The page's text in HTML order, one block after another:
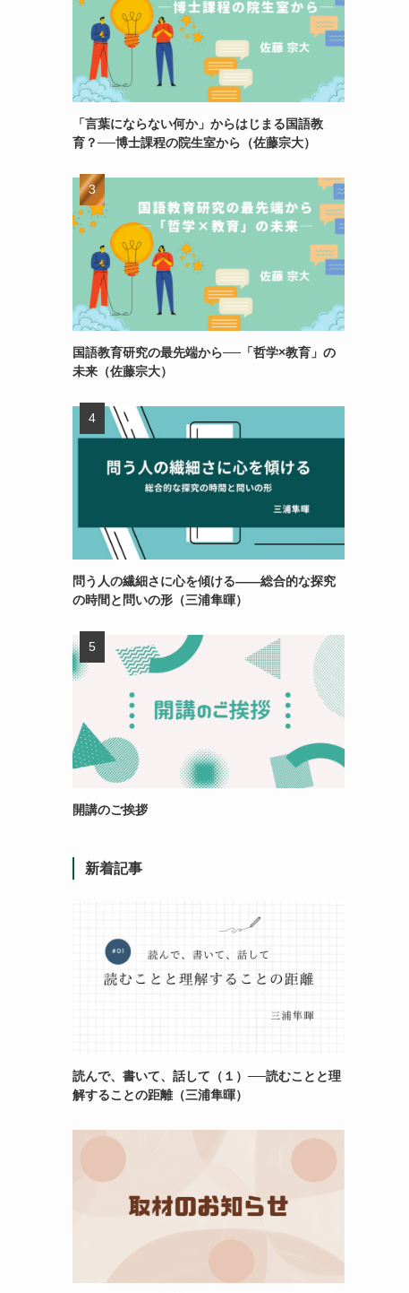
「言葉にならない何か」からはじまる国語教
育？──博士課程の院生室から（佐藤宗大）
国語教育研究の最先端から──「哲学×教育」の
未来（佐藤宗大）
問う人の繊細さに心を傾ける——総合的な探究
の時間と問いの形（三浦隼暉）
開講のご挨拶
新着記事
読んで、書いて、話して（１）──読むことと理
解することの距離（三浦隼暉）